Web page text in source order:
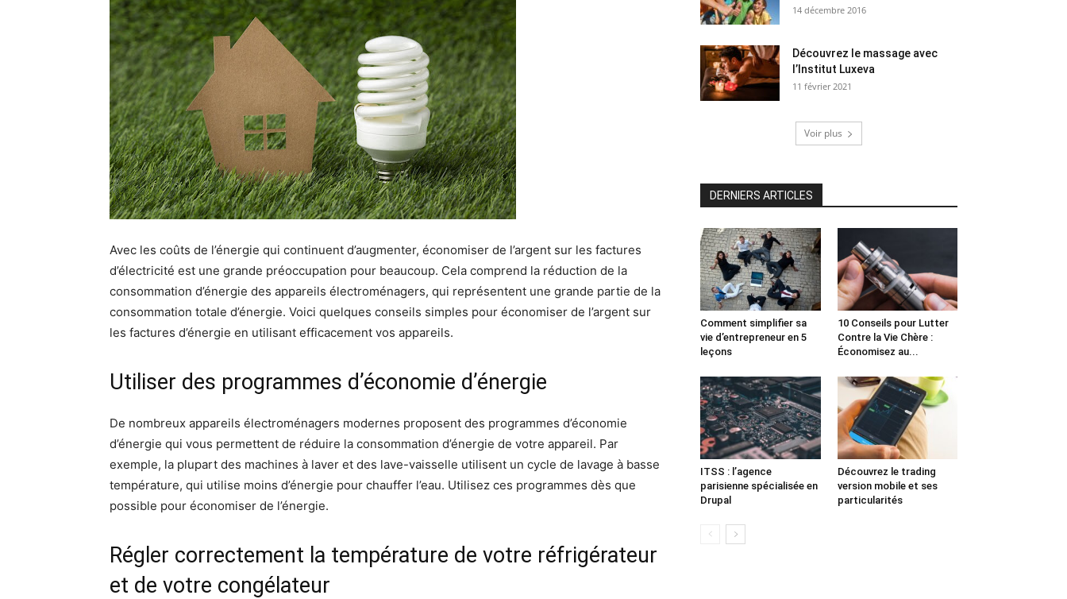
Avec les coûts de l’énergie qui continuent d’augmenter, économiser de l’argent sur les factures
d’électricité est une grande préoccupation pour beaucoup. Cela comprend la réduction de la
consommation d’énergie des appareils électroménagers, qui représentent une grande partie de la
consommation totale d’énergie. Voici quelques conseils simples pour économiser de l’argent sur
les factures d’énergie en utilisant efficacement vos appareils.
Utiliser des programmes d’économie d’énergie
De nombreux appareils électroménagers modernes proposent des programmes d’économie
d’énergie qui vous permettent de réduire la consommation d’énergie de votre appareil. Par
exemple, la plupart des machines à laver et des lave-vaisselle utilisent un cycle de lavage à basse
température, qui utilise moins d’énergie pour chauffer l’eau. Utilisez ces programmes dès que
possible pour économiser de l’énergie.
Régler correctement la température de votre réfrigérateur
et de votre congélateur
14 décembre 2016
Découvrez le massage avec
l’Institut Luxeva
11 février 2021
Voir plus
DERNIERS ARTICLES
Comment simplifier sa
vie d’entrepreneur en 5
leçons
10 Conseils pour Lutter
Contre la Vie Chère :
Économisez au...
ITSS : l’agence
parisienne spécialisée en
Drupal
Découvrez le trading
version mobile et ses
particularités